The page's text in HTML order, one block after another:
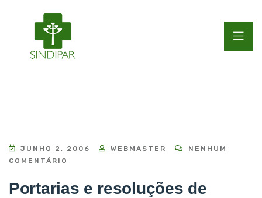
JUNHO 2, 2006 WEBMASTER
NENHUM
COMENTÁRIO
Portarias e resoluções de